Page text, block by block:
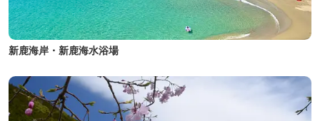
新鹿海岸・新鹿海水浴場